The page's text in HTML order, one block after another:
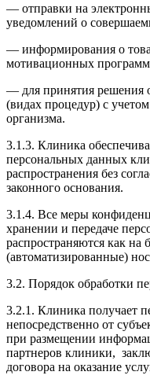
— отправки на
уведомлений о
— информирования о
мотивационных
— для принятия решения
(видах процедур) с
организма.
3.1.3. Клиника
персональных данных
распространения без
законного основания.
3.1.4. Все меры
хранении и передаче
распространяются как
(автоматизированные)
3.2. Порядок обработки
3.2.1. Клиника получает
непосредственно от
при размещении
партнеров клиники,
договора на оказание